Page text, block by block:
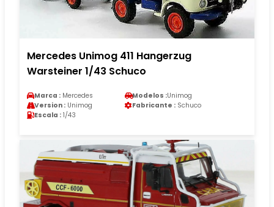
Mercedes Unimog 411 Hangerzug
Warsteiner 1/43 Schuco
Marca : Mercedes Modelos :Unimog
Version : Unimog Fabricante : Schuco
Escala : 1/43